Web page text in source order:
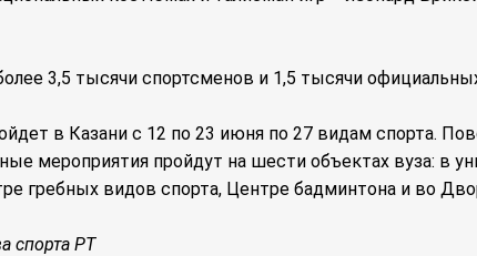
3,5 тысячи спортсменов и 1,5 тысячи
в Казани с 12 по 23 июня по 27 видам спорта.
мероприятия пройдут на шести объектах вуза: в
гребных видов спорта, Центре бадминтона и во
спорта РТ